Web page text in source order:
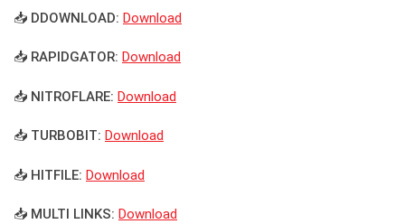
📥 DDOWNLOAD: Download
📥 RAPIDGATOR: Download
📥 NITROFLARE: Download
📥 TURBOBIT: Download
📥 HITFILE: Download
📥 MULTI LINKS: Download